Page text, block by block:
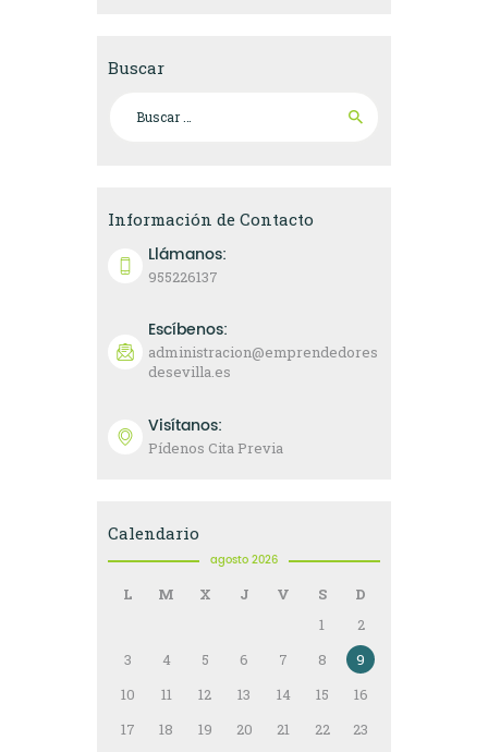
Buscar
Información de Contacto
Llámanos:
955226137
Escíbenos:
administracion@emprendedores
desevilla.es
Visítanos:
Pídenos Cita Previa
Calendario
agosto 2026
L M X J V S
D
1
2
3
4 5 6 7 8
9
10
11 12 13 14 15
16
17
18 19 20 21 22
23